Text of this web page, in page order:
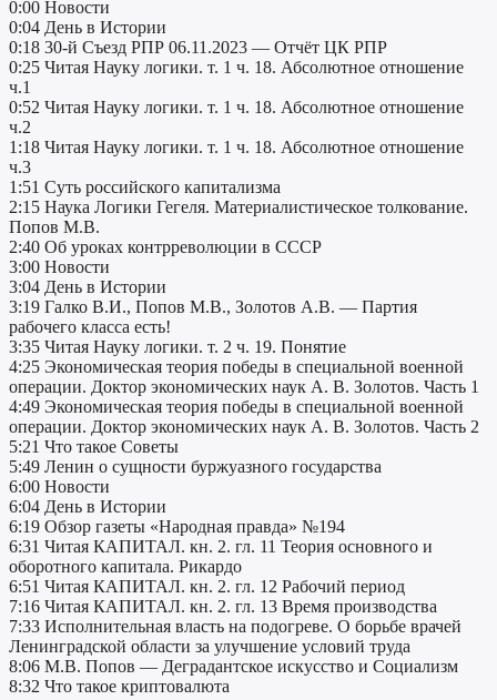
0:00 Новости
0:04 День в Истории
0:18 30-й Съезд РПР 06.11.2023 — Отчёт ЦК РПР
0:25 Читая Науку логики. т. 1 ч. 18. Абсолютное отношение
ч.1
0:52 Читая Науку логики. т. 1 ч. 18. Абсолютное отношение
ч.2
1:18 Читая Науку логики. т. 1 ч. 18. Абсолютное отношение
ч.3
1:51 Суть российского капитализма
2:15 Наука Логики Гегеля. Материалистическое толкование.
Попов М.В.
2:40 Об уроках контрреволюции в СССР
3:00 Новости
3:04 День в Истории
3:19 Галко В.И., Попов М.В., Золотов А.В. — Партия
рабочего класса есть!
3:35 Читая Науку логики. т. 2 ч. 19. Понятие
4:25 Экономическая теория победы в специальной военной
операции. Доктор экономических наук А. В. Золотов. Часть 1
4:49 Экономическая теория победы в специальной военной
операции. Доктор экономических наук А. В. Золотов. Часть 2
5:21 Что такое Советы
5:49 Ленин о сущности буржуазного государства
6:00 Новости
6:04 День в Истории
6:19 Обзор газеты «Народная правда» №194
6:31 Читая КАПИТАЛ. кн. 2. гл. 11 Теория основного и
оборотного капитала. Рикардо
6:51 Читая КАПИТАЛ. кн. 2. гл. 12 Рабочий период
7:16 Читая КАПИТАЛ. кн. 2. гл. 13 Время производства
7:33 Исполнительная власть на подогреве. О борьбе врачей
Ленинградской области за улучшение условий труда
8:06 М.В. Попов — Деградантское искусство и Социализм
8:32 Что такое криптовалюта